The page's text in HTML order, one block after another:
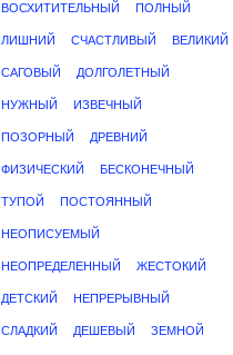
ВОСХИТИТЕЛЬНЫЙ ПОЛНЫЙ
ЛИШНИЙ СЧАСТЛИВЫЙ ВЕЛИКИЙ
САГОВЫЙ ДОЛГОЛЕТНЫЙ
НУЖНЫЙ ИЗВЕЧНЫЙ
ПОЗОРНЫЙ ДРЕВНИЙ
ФИЗИЧЕСКИЙ БЕСКОНЕЧНЫЙ
ТУПОЙ ПОСТОЯННЫЙ
НЕОПИСУЕМЫЙ
НЕОПРЕДЕЛЕННЫЙ ЖЕСТОКИЙ
ДЕТСКИЙ НЕПРЕРЫВНЫЙ
СЛАДКИЙ ДЕШЕВЫЙ ЗЕМНОЙ